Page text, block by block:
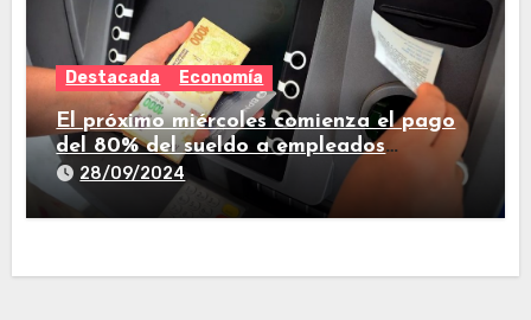
Destacada Economía
El próximo miércoles comienza el pago
del 80% del sueldo a empleados
estatales de Tucumán
28/09/2024